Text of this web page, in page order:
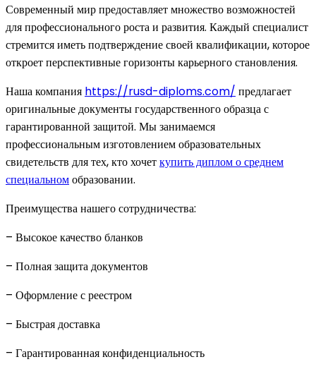
Современный мир предоставляет множество возможностей
для профессионального роста и развития. Каждый специалист
стремится иметь подтверждение своей квалификации, которое
откроет перспективные горизонты карьерного становления.
Наша компания https://rusd-diploms.com/ предлагает
оригинальные документы государственного образца с
гарантированной защитой. Мы занимаемся
профессиональным изготовлением образовательных
свидетельств для тех, кто хочеткупить диплом о среднем
специальномобразовании.
Преимущества нашего сотрудничества:
– Высокое качество бланков
– Полная защита документов
– Оформление с реестром
– Быстрая доставка
– Гарантированная конфиденциальность